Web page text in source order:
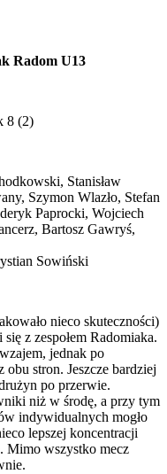
Radom U13
8 (2)
Stanisław
Szymon Wlazło, Stefan
Paprocki, Wojciech
Bartosz Gawryś,
Sowiński
nieco skuteczności)
z zespołem Radomiaka.
jednak po
obu stron. Jeszcze bardziej
po przerwie.
niż w środę, a przy tym
indywidualnych mogło
lepszej koncentracji
Mimo wszystko mecz